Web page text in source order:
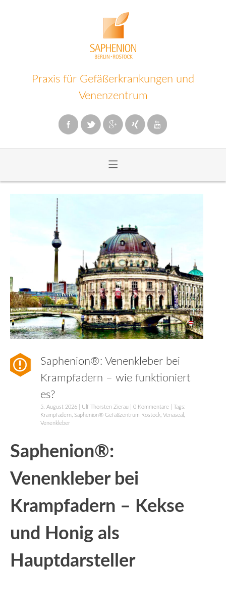
Praxis für Gefäßerkrankungen und
Venenzentrum
≡
Saphenion®: Venenkleber bei
Krampfadern – wie funktioniert
es?
5. August 2026 Ulf Thorsten Zierau 0 Kommentare | Tags:
Krampfadern, Saphenion® Gefäßzentrum Rostock, Venaseal ,
Venenkleber
Saphenion®:
Venenkleber bei
Krampfadern – Kekse
und Honig als
Hauptdarsteller